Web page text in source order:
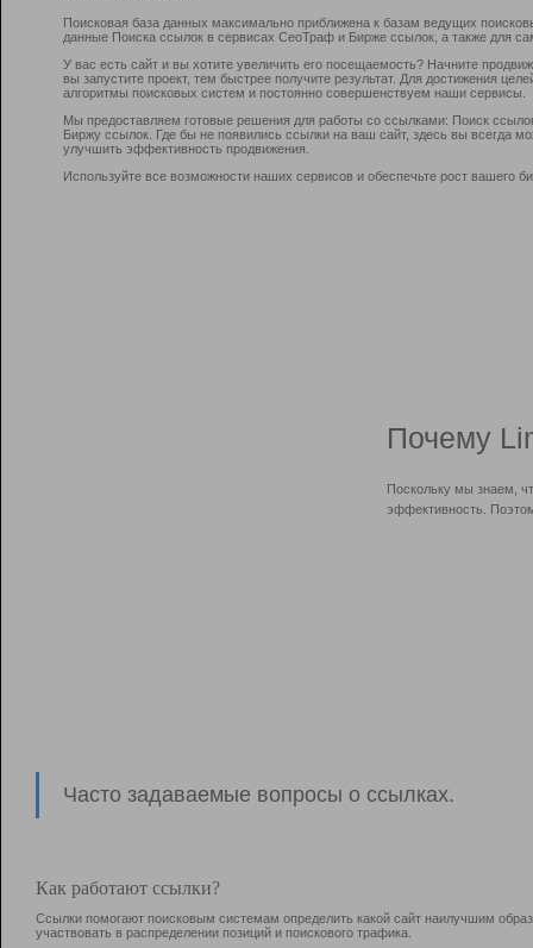
Поисковая база данных максимально приближена к базам ведущих
данные Поиска ссылок в сервисах СеоТраф и Бирже ссылок, а также для
У вас есть сайт и вы хотите увеличить его посещаемость? Начните
вы запустите проект, тем быстрее получите результат. Для достижения
алгоритмы поисковых систем и постоянно совершенствуем наши сервисы.
Мы предоставляем готовые решения для работы со ссылками: Поиск
Биржу ссылок. Где бы не появились ссылки на ваш сайт, здесь вы всегда
улучшить эффективность продвижения.
Используйте все возможности наших сервисов и обеспечьте рост вашего
Почему
Поскольку мы знаем,
эффективность.
Часто задаваемые вопросы о ссылках.
Как работают ссылки?
Ссылки помогают поисковым системам определить какой сайт наилучшим
участвовать в раcпределении позиций и поискового трафика.